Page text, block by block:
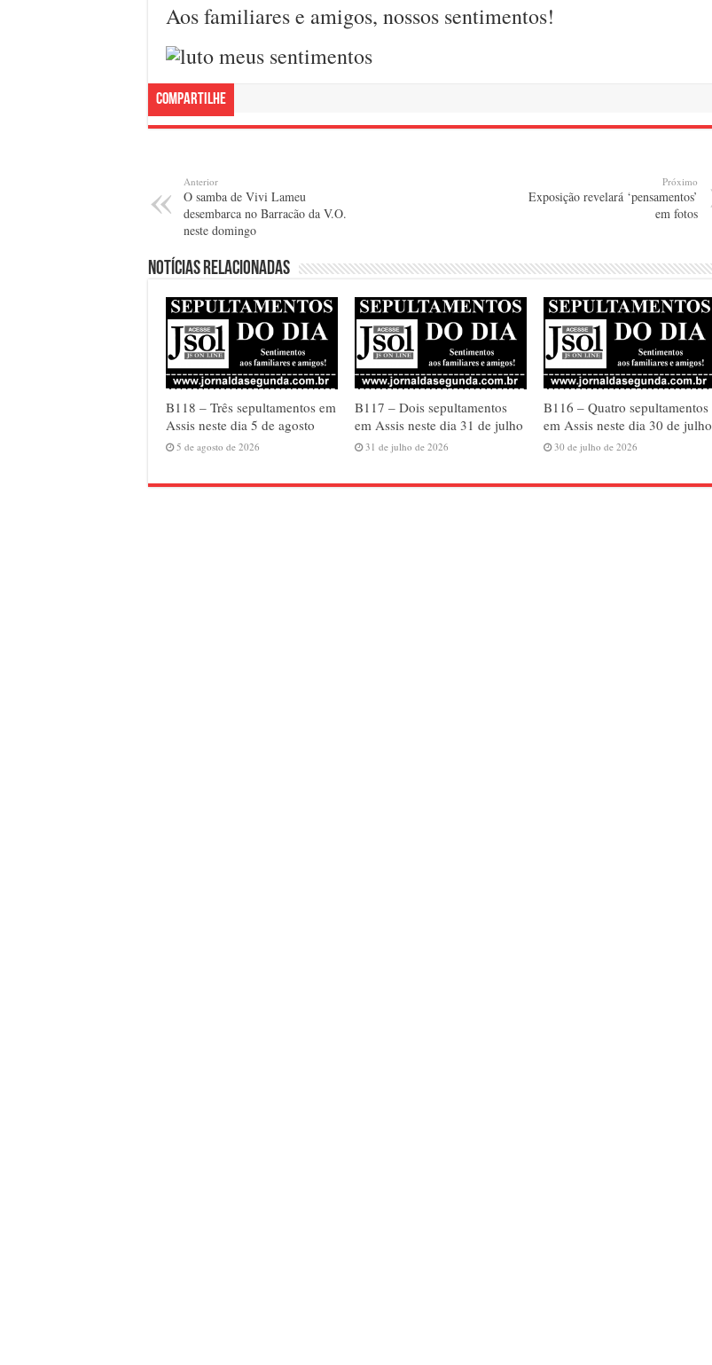
Aos familiares e amigos, nossos sentimentos!
Compartilhe
Anterior
O samba de Vivi Lameu
desembarca no Barracão da V.O.
neste domingo
Próximo
Exposição revelará ‘pensamentos’
em fotos
Notícias relacionadas
B118 – Três sepultamentos em
Assis neste dia 5 de agosto
5 de agosto de 2026
B117 – Dois sepultamentos
em Assis neste dia 31 de julho
31 de julho de 2026
B116 – Quatro sepultamentos
em Assis neste dia 30 de julho
30 de julho de 2026